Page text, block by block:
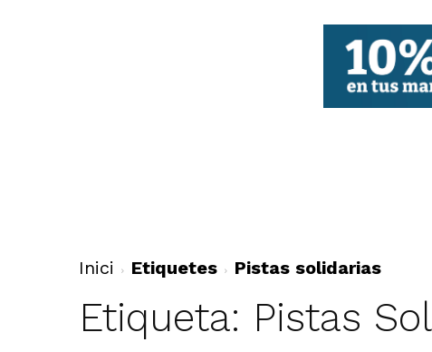
Inici Etiquetes Pistas solidarias
Etiqueta: Pistas